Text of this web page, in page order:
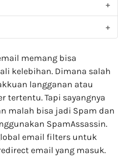
memang bisa
kelebihan. Dimana salah
langganan atau
tertentu. Tapi sayangnya
malah bisa jadi Spam dan
SpamAssassin.
email filters untuk
email yang masuk.